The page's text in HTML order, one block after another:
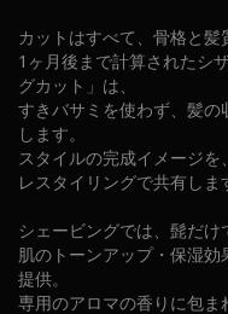
カットはすべて、骨格と髪
1ヶ月後まで計算されたシ
グカット」は、
すきバサミを使わず、髪
します。
スタイルの完成イメージ
レスタイリングで共有しま
シェービングでは、髭だけ
肌のトーンアップ・保湿効
提供。
専用のアロマの香りに包ま